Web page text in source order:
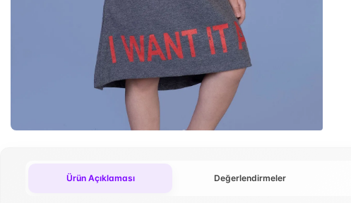
Ürün Açıklaması Değerlendirmeler